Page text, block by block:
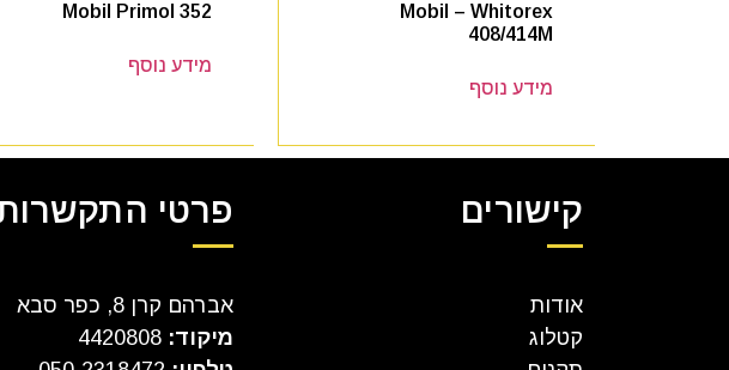
Mobil – Whitorex
408/414M
מידע נוסף
Mobil Primol 352
מידע נוסף
קישורים
אודות
קטלוג
פרטי
אברהם קרן 8, כפר סבא
מיקוד: